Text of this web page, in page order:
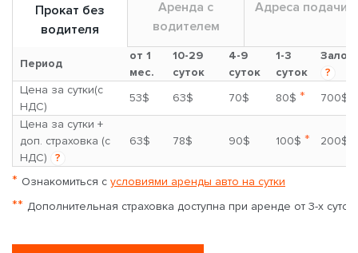
Прокат без
водителя
Аренда с
водителем
Адреса подачи
Период
от 1
мес.
10-29
суток
4-9
суток
1-3
суток
Залог
?
Цена за сутки(с
НДС)
53$ 63$ 70$ 80$ *
700$
Цена за сутки +
доп. страховка (с
НДС)
?
63$ 78$ 90$ 100$ * 200$
* Ознакомиться с условиями аренды авто на сутки
** Дополнительная страховка доступна при аренде от 3-х суток